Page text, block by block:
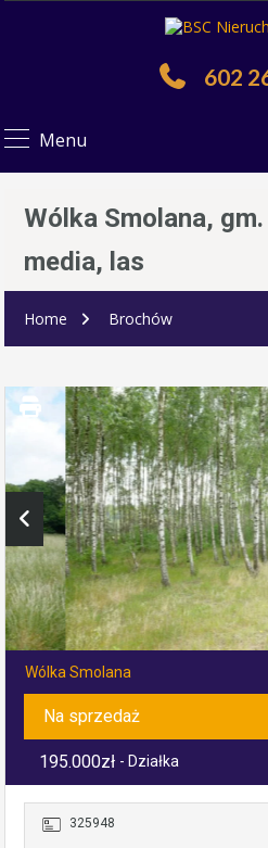
602
Menu
Wólka Smolana,
media, las
Home Brochów
Wólka Smolana
Na sprzedaż
195.000zł - Działka
325948